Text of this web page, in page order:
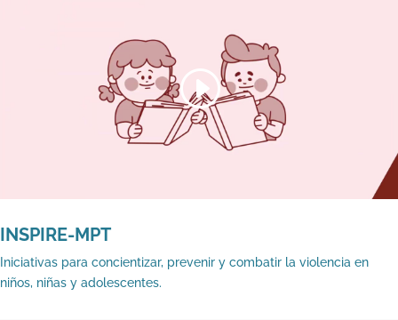
INSPIRE-MPT
Iniciativas para concientizar, prevenir y combatir la violencia en
niños, niñas y adolescentes.